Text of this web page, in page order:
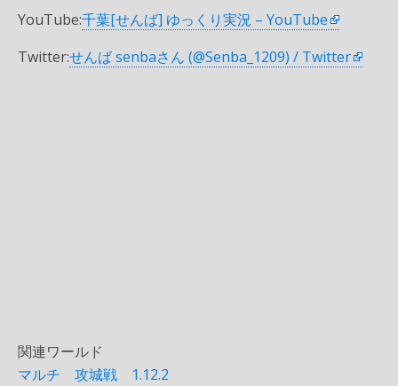
YouTube:千葉[せんば] ゆっくり実況 – YouTube
Twitter:せんば senbaさん (@Senba_1209) / Twitter
関連ワールド
マルチ 攻城戦 1.12.2